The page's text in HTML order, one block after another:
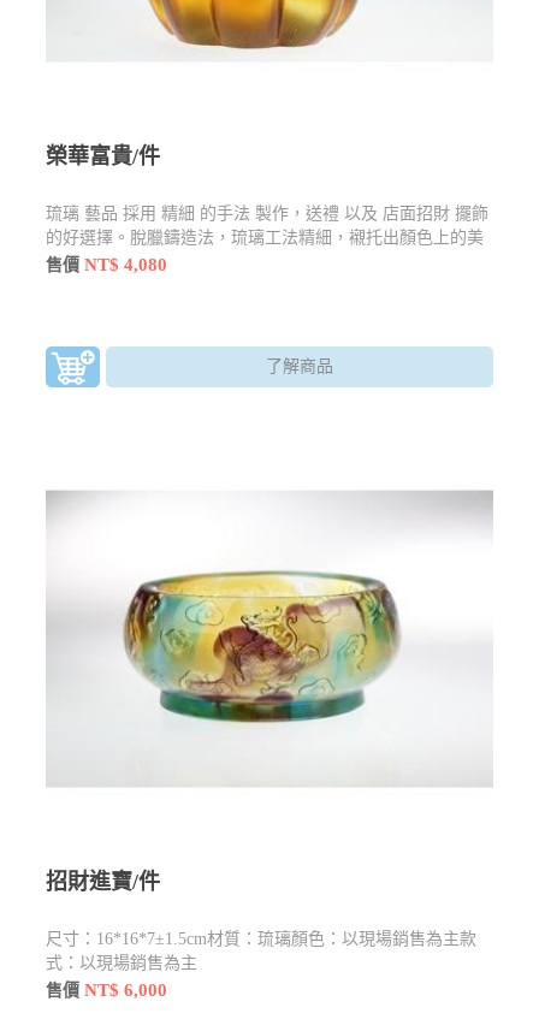
榮華富貴/件
琉璃 藝品 採用 精細 的手法 製作，送禮 以及 店面招財 擺飾
的好選擇。脫臘鑄造法，琉璃工法精細，襯托出顏色上的美
感
售價NT$ 4,080
了解商品
招財進寶/件
尺寸：16*16*7±1.5cm材質：琉璃顏色：以現場銷售為主款
式：以現場銷售為主
售價NT$ 6,000